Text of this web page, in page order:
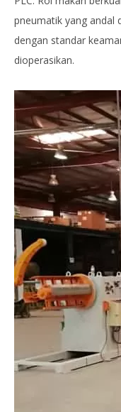
pneumatik yang andal
dengan standar
dioperasikan.